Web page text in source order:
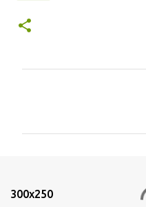
n
300x250